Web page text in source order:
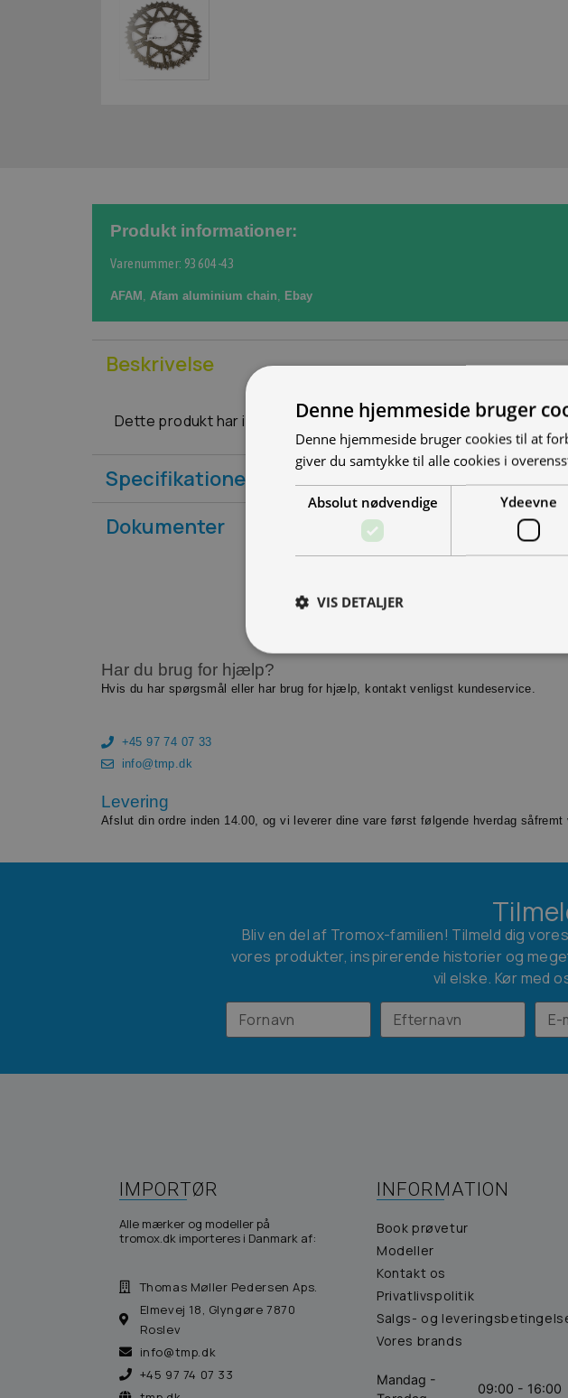
Produkt informationer:
Varenummer: 93604-43
AFAM , Afam aluminium chain, Ebay
Beskrivelse
Dette produkt har ingen beskrivelse
Specifikationer
Dokumenter
Har du brug for hjælp?
Hvis du har spørgsmål eller har brug for hjælp, kontakt venligst kundeservice.
+45 97 74 07 33
info@tmp.dk
Levering
Afslut din ordre inden 14.00, og vi leverer dine vare først følgende hverdag såfremt
Bliv en del af Tromox-familien! Tilmeld dig
vores produkter, inspirerende historier og
vil elske. Kør med
IMPORTØR
Alle mærker og modeller på
tromox.dk importeres i Danmark af:
Thomas Møller Pedersen Aps.
Elmevej 18, Glyngøre 7870
Roslev
info@tmp.dk
+45 97 74 07 33
INFORMATION
Book prøvetur
Modeller
Kontakt os
Privatlivspolitik
Salgs- og
Vores brands
Mandag -
09:00 - 16:00
Denne hjemmeside bruger
Denne hjemmeside bruger cookies til at
giver du samtykke til alle cookies i
Absolut nødvendige Ydeevne
VIS DETALJER